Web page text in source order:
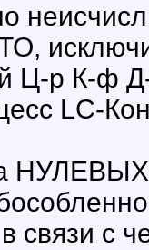
Ц-р К-
LC-
в связи